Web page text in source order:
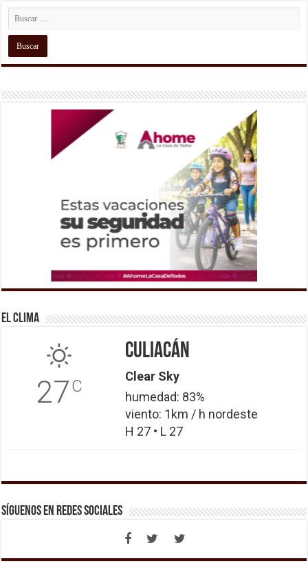
El Clima
27C
Culiacán
Clear Sky
humedad: 83%
viento: 1km / h nordeste
H 27 • L 27
Síguenos en Redes Sociales